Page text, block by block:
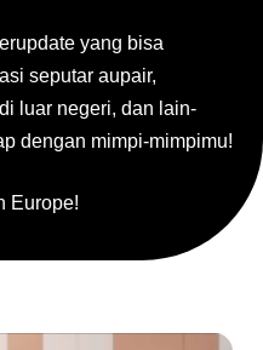
yang bisa
seputar aupair,
luar negeri, dan lain-
dengan mimpi-mimpimu!
Europe!